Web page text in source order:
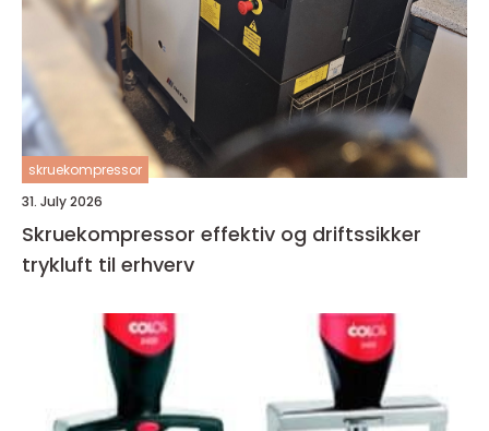
skruekompressor
31. July 2026
Skruekompressor effektiv og driftssikker
trykluft til erhverv